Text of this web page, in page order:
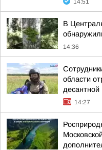
14:51
В
14:36
области
десантной
14:27